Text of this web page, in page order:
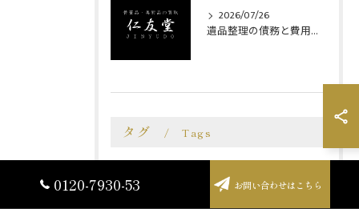
2026/07/26
遺品整理の債務と費用負担を巡る相続人の心得とトラブル防止策
タグ Tags
中国美術
0120-7930-53 お問い合わせはこちら